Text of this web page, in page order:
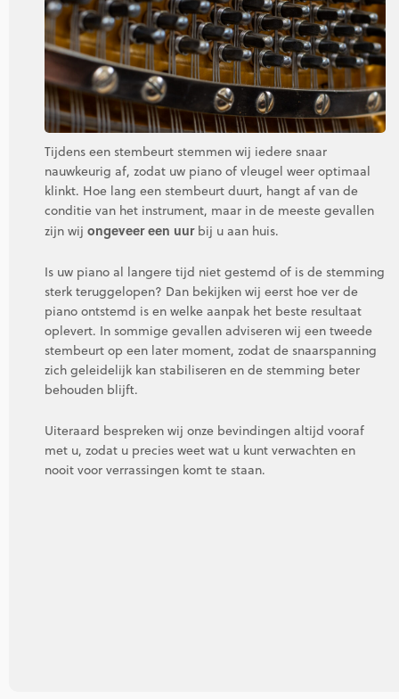
Tijdens een stembeurt stemmen wij iedere snaar
nauwkeurig af, zodat uw piano of vleugel weer optimaal
klinkt. Hoe lang een stembeurt duurt, hangt af van de
conditie van het instrument, maar in de meeste gevallen
zijn wij ongeveer een uurbij u aan huis.
Is uw piano al langere tijd niet gestemd of is de stemming
sterk teruggelopen? Dan bekijken wij eerst hoe ver de
piano ontstemd is en welke aanpak het beste resultaat
oplevert. In sommige gevallen adviseren wij een tweede
stembeurt op een later moment, zodat de snaarspanning
zich geleidelijk kan stabiliseren en de stemming beter
behouden blijft.
Uiteraard bespreken wij onze bevindingen altijd vooraf
met u, zodat u precies weet wat u kunt verwachten en
nooit voor verrassingen komt te staan.